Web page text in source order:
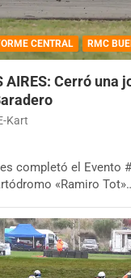
CENTRAL RMC
AIRES: Cerró una
Kart
completó el Evento
«Ramiro